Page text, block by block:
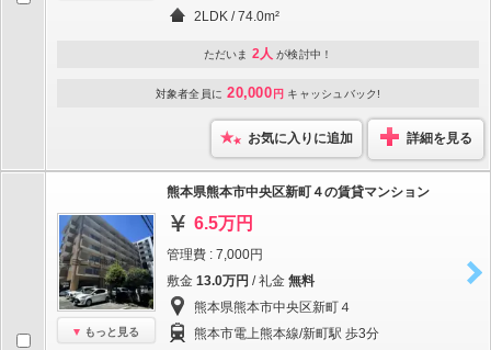
2LDK / 74.0m²
ただいま 2人 が検討中！
対象者全員に 20,000 円 キャッシュバック!
お気に入りに追加 詳細を見る
もっと見る
熊本県熊本市中央区新町４の賃貸マンション
6.5万円
管理費 : 7,000円
敷金 13.0万円 / 礼金 無料
熊本県熊本市中央区新町４
熊本市電上熊本線/新町駅 歩3分